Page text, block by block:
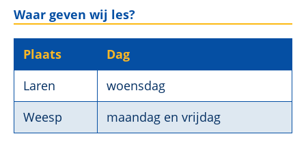
Waar geven wij les?
Plaats
Dag
Laren
woensdag
Weesp
maandag en vrijdag